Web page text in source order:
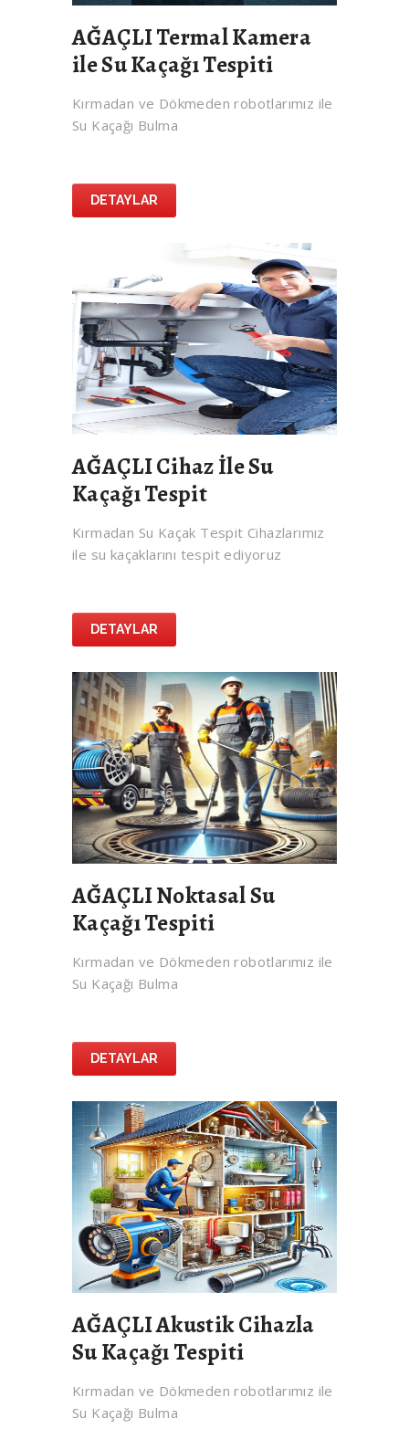
AĞAÇLI Termal Kamera
ile Su Kaçağı Tespiti
Kırmadan ve Dökmeden robotlarımız ile
Su Kaçağı Bulma
DETAYLAR
AĞAÇLI Cihaz İle Su
Kaçağı Tespit
Kırmadan Su Kaçak Tespit Cihazlarımız
ile su kaçaklarını tespit ediyoruz
DETAYLAR
AĞAÇLI Noktasal Su
Kaçağı Tespiti
Kırmadan ve Dökmeden robotlarımız ile
Su Kaçağı Bulma
DETAYLAR
AĞAÇLI Akustik Cihazla
Su Kaçağı Tespiti
Kırmadan ve Dökmeden robotlarımız ile
Su Kaçağı Bulma